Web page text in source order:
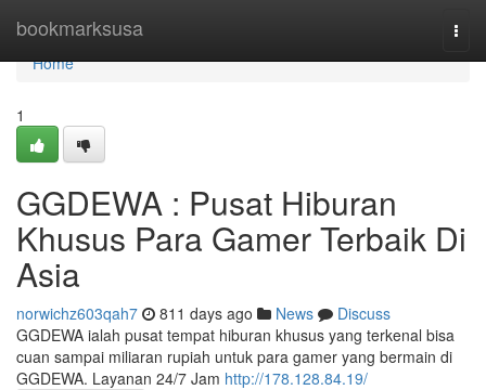
bookmarksusa
Home
Home
1
GGDEWA : Pusat Hiburan
Khusus Para Gamer Terbaik Di
Asia
norwichz603qah7 811 days ago News
Discuss
GGDEWA ialah pusat tempat hiburan khusus yang terkenal bisa
cuan sampai miliaran rupiah untuk para gamer yang bermain di
GGDEWA. Layanan 24/7 Jam http://178.128.84.19/